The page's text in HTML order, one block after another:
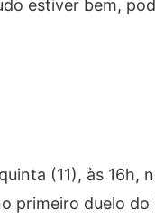
estiver bem,
(11), às 16h,
duelo do